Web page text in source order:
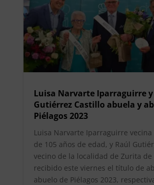
Luisa Narvarte Iparraguirre
Gutiérrez Castillo abuela y
Piélagos 2023
Luisa Narvarte Iparraguirre vecina
de 105 años de edad, y Raúl
vecino de la localidad de Zurita de
recibido este viernes el título de
abuelo de Piélagos 2023,